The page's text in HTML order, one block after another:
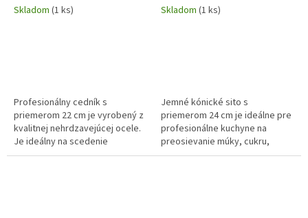
Skladom (1 ks)
Profesionálny cedník s
priemerom 22 cm je vyrobený z
kvalitnej nehrdzavejúcej ocele.
Je ideálny na scedenie
cestovín, zeleniny alebo ovocia
Skladom (1 ks)
Jemné kónické sito s
priemerom 24 cm je ideálne pre
profesionálne kuchyne na
preosievanie múky, cukru,
kakaa alebo na scedenie